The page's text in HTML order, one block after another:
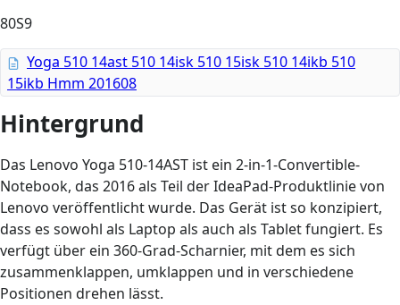
80S9
Yoga 510 14ast 510 14isk 510 15isk 510 14ikb 510
15ikb Hmm 201608
Hintergrund
Das Lenovo Yoga 510-14AST ist ein 2-in-1-Convertible-
Notebook, das 2016 als Teil der IdeaPad-Produktlinie von
Lenovo veröffentlicht wurde. Das Gerät ist so konzipiert,
dass es sowohl als Laptop als auch als Tablet fungiert. Es
verfügt über ein 360-Grad-Scharnier, mit dem es sich
zusammenklappen, umklappen und in verschiedene
Positionen drehen lässt.